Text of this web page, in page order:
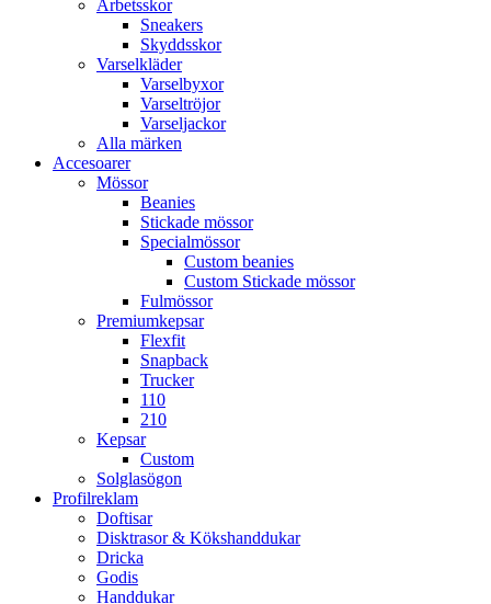
Arbetsskor
Sneakers
Skyddsskor
Varselkläder
Varselbyxor
Varseltröjor
Varseljackor
Alla märken
Accesoarer
Mössor
Beanies
Stickade mössor
Specialmössor
Custom beanies
Custom Stickade mössor
Fulmössor
Premiumkepsar
Flexfit
Snapback
Trucker
110
210
Kepsar
Custom
Solglasögon
Profilreklam
Doftisar
Disktrasor & Kökshanddukar
Dricka
Godis
Handdukar